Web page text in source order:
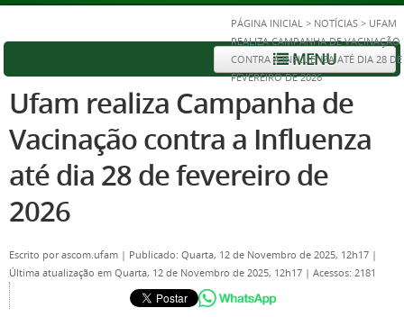
PÁGINA INICIAL > NOTÍCIAS > UFAM
REALIZA CAMPANHA DE VACINAÇÃO
CONTRA A INFLUENZA ATÉ DIA 28 DE
FEVEREIRO DE 2026
MENU
Ufam realiza Campanha de
Vacinação contra a Influenza
até dia 28 de fevereiro de
2026
Escrito porascom.ufam | Publicado: Quarta, 12 de Novembro de 2025, 12h17 |
Última atualização em Quarta, 12 de Novembro de 2025, 12h17 | Acessos: 2181